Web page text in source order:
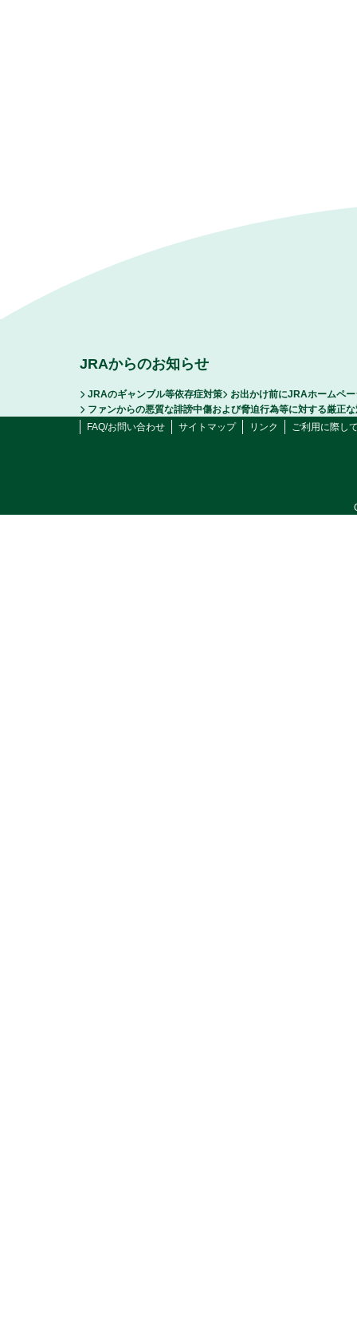
JRAからのお知らせ
JRAのギャンブル等依存症対策
お出かけ前にJRAホームペ
ファンからの悪質な誹謗中傷および脅迫行為等に対する厳正
FAQ/お問い合わせ
サイトマップ リンク ご利用に際し